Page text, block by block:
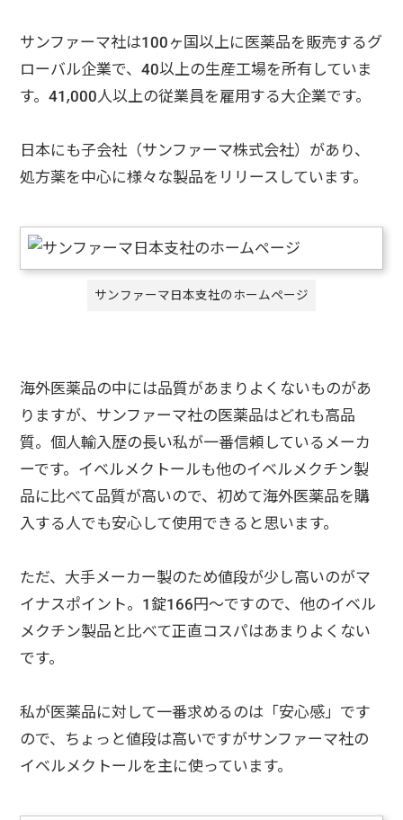
サンファーマ社は100ヶ国以上に医薬品を販売するグ
ローバル企業で、40以上の生産工場を所有していま
す。41,000人以上の従業員を雇用する大企業です。
日本にも子会社（サンファーマ株式会社）があり、
処方薬を中心に様々な製品をリリースしています。
サンファーマ日本支社のホームページ
海外医薬品の中には品質があまりよくないものがあ
りますが、サンファーマ社の医薬品はどれも高品
質。個人輸入歴の長い私が一番信頼しているメーカ
ーです。 イベルメクトールも他のイベルメクチン製
品に比べて品質が高いので、初めて海外医薬品を購
入する人でも安心して使用できると思います。
ただ、大手メーカー製のため値段が少し高いのがマ
イナスポイント。1錠166円～ですので、他のイベル
メクチン製品と比べて正直コスパはあまりよくない
です。
私が医薬品に対して一番求めるのは「安心感」です
ので、ちょっと値段は高いですがサンファーマ社の
イベルメクトールを主に使っています。